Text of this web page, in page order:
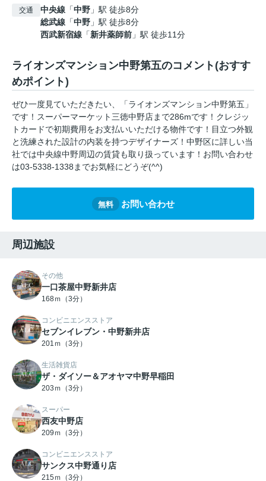
交通 中央線 「中野 」駅 徒歩8分
総武線 「中野 」駅 徒歩8分
西武新宿線 「新井薬師前 」駅 徒歩11分
ライオンズマンション中野第五のコメント(おすす
めポイント)
ぜひ一度見ていただきたい、「ライオンズマンション中野第五」
です！スーパーマーケット三徳中野店まで286mです！クレジッ
トカードで初期費用をお支払いいただける物件です！目立つ外観
と洗練された設計の内装を持つデザイナーズ！中野区に詳しい当
社では中央線中野周辺の賃貸も取り扱っています！お問い合わせ
は03-5338-1338までお気軽にどうぞ(^^)
無料 お問い合わせ
周辺施設
その他
一口茶屋中野新井店
168ｍ（3分）
コンビニエンスストア
セブンイレブン・中野新井店
201ｍ（3分）
生活雑貨店
ザ・ダイソー＆アオヤマ中野早稲田
203ｍ（3分）
スーパー
西友中野店
209ｍ（3分）
コンビニエンスストア
サンクス中野通り店
215ｍ（3分）